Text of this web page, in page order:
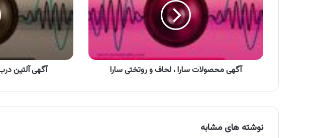
،
لحاف
و
روتختی
سارا
آگهی محصولات سارا ، لحاف و روتختی سارا
ماد
،
درهای
ضد
صرقت
آگهی آلتین
نوشته های مشابه